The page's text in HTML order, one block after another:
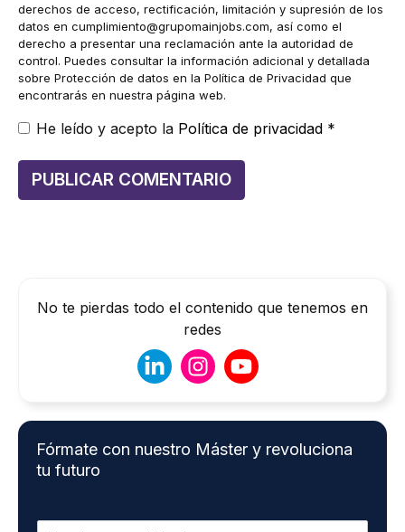
derechos de acceso, rectificación, limitación y supresión de los
datos en cumplimiento@grupomainjobs.com, así como el
derecho a presentar una reclamación ante la autoridad de
control. Puedes consultar la información adicional y detallada
sobre Protección de datos en la Política de Privacidad que
encontrarás en nuestra página web.
He leído y acepto la Política de privacidad *
No te pierdas todo el contenido que tenemos en
redes
Fórmate con nuestro Máster y revoluciona
tu futuro